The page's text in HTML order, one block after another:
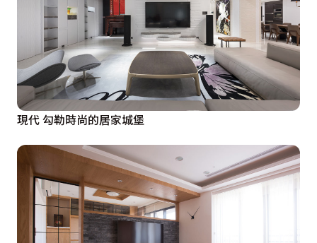
現代 勾勒時尚的居家城堡